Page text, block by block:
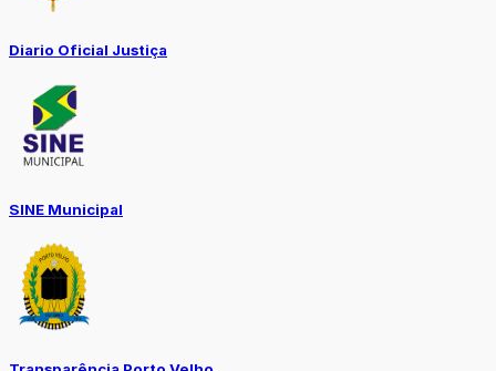
Diario Oficial Justiça
SINE Municipal